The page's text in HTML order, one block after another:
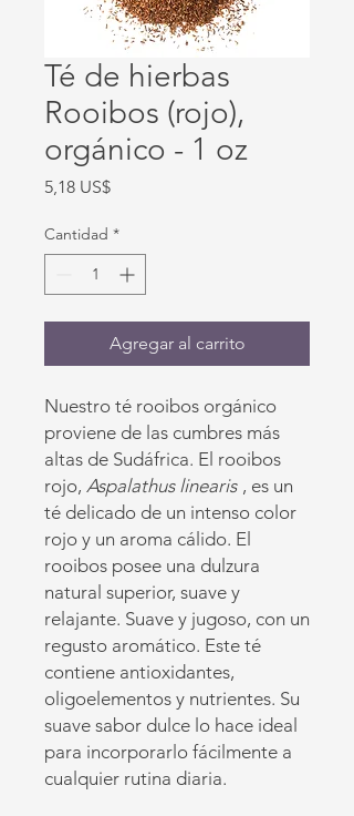
Té de hierbas
Rooibos (rojo),
orgánico - 1 oz
5,18 US$Precio
Cantidad *
Agregar al carrito
Nuestro té rooibos orgánico
proviene de las cumbres más
altas de Sudáfrica. El rooibos
rojo, Aspalathus linearis , es un
té delicado de un intenso color
rojo y un aroma cálido. El
rooibos posee una dulzura
natural superior, suave y
relajante. Suave y jugoso, con un
regusto aromático. Este té
contiene antioxidantes,
oligoelementos y nutrientes. Su
suave sabor dulce lo hace ideal
para incorporarlo fácilmente a
cualquier rutina diaria.